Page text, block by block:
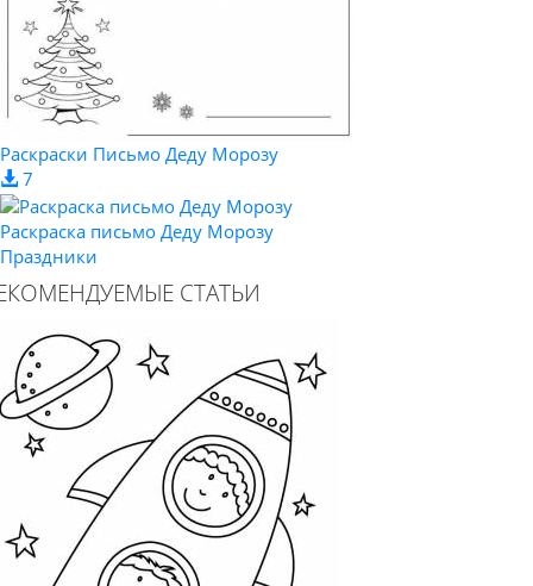
Раскраски Письмо Деду Морозу
7
Раскраска письмо Деду Морозу
Праздники
СТАТЬИ